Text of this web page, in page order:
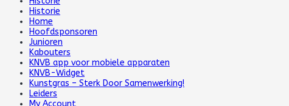
Historie
Home
Hoofdsponsoren
Junioren
Kabouters
KNVB app voor mobiele apparaten
KNVB-Widget
Kunstgras – Sterk Door Samenwerking!
Leiders
My Account